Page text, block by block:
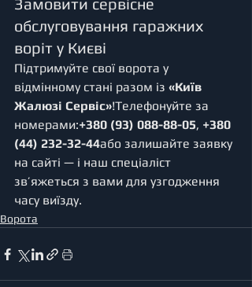
Замовити сервісне
обслуговування гаражних
воріт у Києві
Підтримуйте свої ворота у
відмінному стані разом із «Київ
Жалюзі Сервіс»!Телефонуйте за
номерами:+380 (93) 088-88-05, +380
(44) 232-32-44або залишайте заявку
на сайті — і наш спеціаліст
зв’яжеться з вами для узгодження
часу виїзду.
Ворота